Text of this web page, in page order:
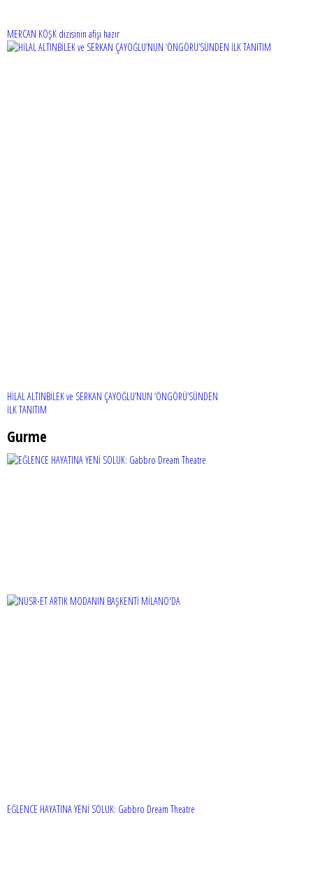
MERCAN KÖŞK dizisinin afişi hazır
HİLAL ALTINBİLEK ve SERKAN ÇAYOĞLU’NUN ‘ÖNGÖRÜ’SÜNDEN
İLK TANITIM
Gurme
EĞLENCE HAYATINA YENİ SOLUK: Gabbro Dream Theatre